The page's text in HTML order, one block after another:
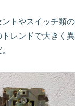
トやスイッチ類の
レンドで大きく異